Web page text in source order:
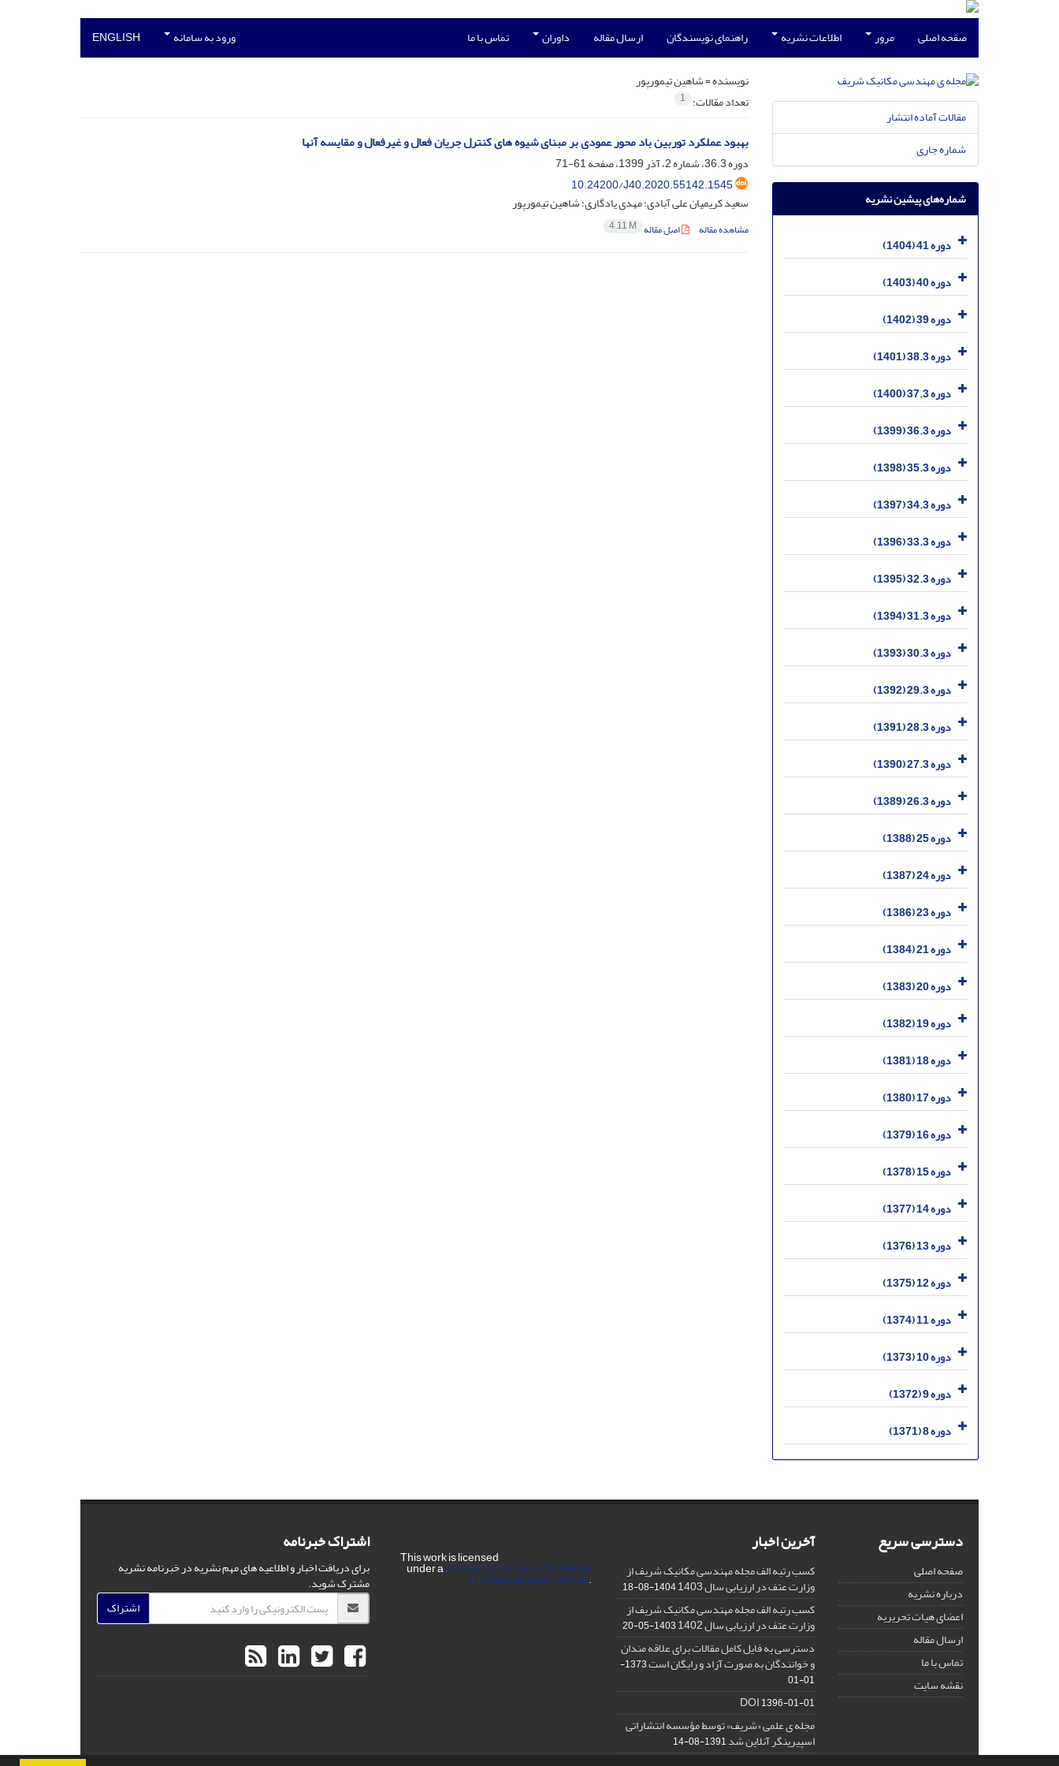
صفحه اصلی مرور اطلاعات نشریه راهنمای نویسندگان ارسال مقاله داوران تماس با ما ورود به سامانه ENGLISH
نویسنده =شاهین تیمورپور
تعداد مقالات: 1
بهبود عملکرد توربین باد محور عمودی بر مبنای شیوه های کنترل جریان فعال و غیرفعال و مقایسه آنها
دوره 36.3، شماره 2، آذر 1399، صفحه
61-71
10.24200/J40.2020.55142.1545
سعید کریمیان علی آبادی؛ مهدی یادگاری؛ شاهین تیمورپور
مشاهده مقاله اصل مقاله 4.11 M
مقالات آماده انتشار
شماره جاری
شماره‌های پیشین نشریه
دوره 41 (1404)
دوره 40 (1403)
دوره 39 (1402)
دوره 38.3 (1401)
دوره 37.3 (1400)
دوره 36.3 (1399)
دوره 35.3 (1398)
دوره 34.3 (1397)
دوره 33.3 (1396)
دوره 32.3 (1395)
دوره 31.3 (1394)
دوره 30.3 (1393)
دوره 29.3 (1392)
دوره 28.3 (1391)
دوره 27.3 (1390)
دوره 26.3 (1389)
دوره 25 (1388)
دوره 24 (1387)
دوره 23 (1386)
دوره 21 (1384)
دوره 20 (1383)
دوره 19 (1382)
دوره 18 (1381)
دوره 17 (1380)
دوره 16 (1379)
دوره 15 (1378)
دوره 14 (1377)
دوره 13 (1376)
دوره 12 (1375)
دوره 11 (1374)
دوره 10 (1373)
دوره 9 (1372)
دوره 8 (1371)
دسترسی سریع
صفحه اصلی
درباره نشریه
اعضای هیات تحریریه
ارسال مقاله
تماس با ما
نقشه سایت
آخرین اخبار
کسب رتبه الف مجله مهندسی مکانیک شریف از
وزارت عتف در ارزیابی سال 1403 1404-08-18
کسب رتبه الف مجله مهندسی مکانیک شریف از
وزارت عتف در ارزیابی سال 1402 1403-05-20
دسترسی به فایل کامل مقالات برای علاقه مندان
و خوانندگان به صورت آزاد و رایگان است
1373-
01-01
DOI1396-01-01
مجله ی علمی «شریف» توسط مؤسسه انتشاراتی
اسپیرینگر آنلاین شد1391-08-14
This work is licensed
under aCreative Commons Attribution
4.0 International License.
اشتراک خبرنامه
برای دریافت اخبار و اطلاعیه های مهم نشریه در خبرنامه نشریه
مشترک شوید.
اشتراک